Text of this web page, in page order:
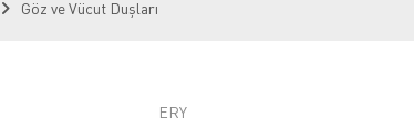
Göz ve Vücut Duşları
ERY